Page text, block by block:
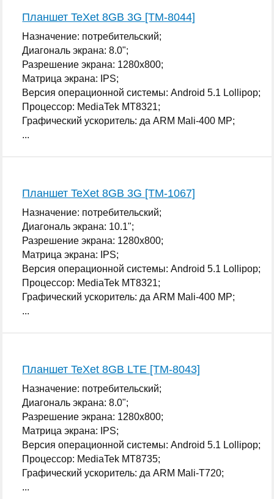
Планшет TeXet 8GB 3G [TM-8044]
Назначение: потребительский;
Диагональ экрана: 8.0";
Разрешение экрана: 1280x800;
Матрица экрана: IPS;
Версия операционной системы: Android 5.1 Lollipop;
Процессор: MediaTek MT8321;
Графический ускоритель: да ARM Mali-400 MP;
...
Планшет TeXet 8GB 3G [TM-1067]
Назначение: потребительский;
Диагональ экрана: 10.1";
Разрешение экрана: 1280x800;
Матрица экрана: IPS;
Версия операционной системы: Android 5.1 Lollipop;
Процессор: MediaTek MT8321;
Графический ускоритель: да ARM Mali-400 MP;
...
Планшет TeXet 8GB LTE [TM-8043]
Назначение: потребительский;
Диагональ экрана: 8.0";
Разрешение экрана: 1280x800;
Матрица экрана: IPS;
Версия операционной системы: Android 5.1 Lollipop;
Процессор: MediaTek MT8735;
Графический ускоритель: да ARM Mali-T720;
...